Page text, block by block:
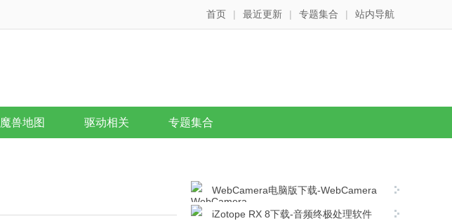
首页 | 最近更新 | 专题集合 | 站内导航
魔兽地图 驱动相关 专题集合
WebCamera电脑版下载-WebCamera
v2.2.0 破解版下载
iZotope RX 8下载-音频终极处理软件